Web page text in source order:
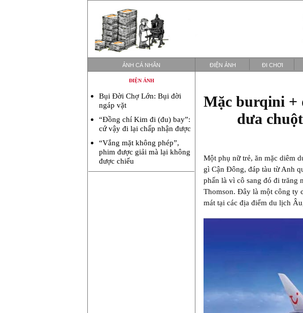
ẢNH CÁ NHÂN ĐIỆN ẢNH ĐI CHƠI
ĐIỆN ẢNH
Bụi Đời Chợ Lớn: Bụi đời
ngáp vặt
“Đồng chí Kim đi (đu) bay”:
cứ vậy đi lại chấp nhận được
“Vắng mặt không phép”,
phim được giải mà lại không
được chiếu
Mặc burqini +
dưa
Một phụ nữ trẻ, ăn mặc diêm
gì Cận Đông, đáp tàu từ Anh
phấn là vì cô sang đó đi trăng
Thomson. Đây là một công ty
mát tại các địa điểm du lịch